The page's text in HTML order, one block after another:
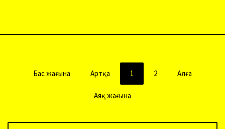
Бас жағына Артқа 1 2 Алға
Аяқ жағына